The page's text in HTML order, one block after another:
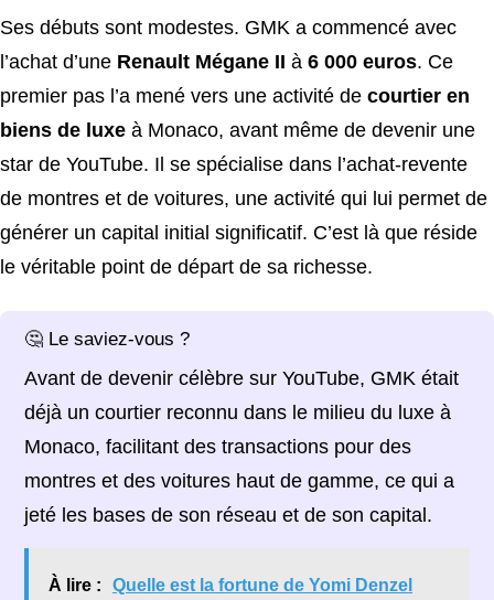
Ses débuts sont modestes. GMK a commencé avec
l’achat d’une Renault Mégane II à 6 000 euros. Ce
premier pas l’a mené vers une activité de courtier en
biens de luxe à Monaco, avant même de devenir une
star de YouTube. Il se spécialise dans l’achat-revente
de montres et de voitures, une activité qui lui permet de
générer un capital initial significatif. C’est là que réside
le véritable point de départ de sa richesse.
🤔 Le saviez-vous ?
Avant de devenir célèbre sur YouTube, GMK était
déjà un courtier reconnu dans le milieu du luxe à
Monaco, facilitant des transactions pour des
montres et des voitures haut de gamme, ce qui a
jeté les bases de son réseau et de son capital.
À lire : Quelle est la fortune de Yomi Denzel